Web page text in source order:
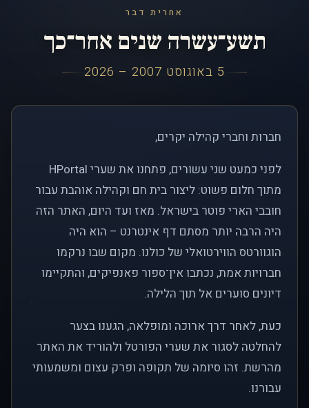
אחרית דבר
תשע־עשרה שנים אחר־כך
5 באוגוסט 2007 – 2026
חברות וחברי קהילה יקרים,
לפני כמעט שני עשורים, פתחנו את שערי HPortal
מתוך חלום פשוט: ליצור בית חם וקהילה אוהבת עבור
חובבי הארי פוטר בישראל. מאז ועד היום, האתר הזה
היה הרבה יותר מסתם דף אינטרנט – הוא היה
הוגוורטס הווירטואלי של כולנו. מקום שבו נרקמו
חברויות אמת, נכתבו אין־ספור פאנפיקים, והתקיימו
דיונים סוערים אל תוך הלילה.
כעת, לאחר דרך ארוכה ומופלאה, הגענו בצער
להחלטה לסגור את שערי הפורטל ולהוריד את האתר
מהרשת. זהו סיומה של תקופה ופרק עצום ומשמעותי
עבורנו.